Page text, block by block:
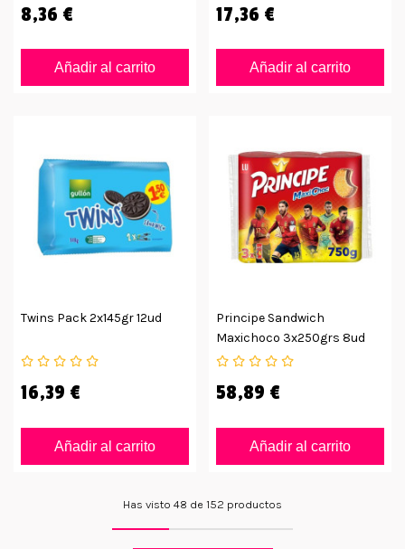
8,36 €
Añadir al carrito
17,36 €
Añadir al carrito
Twins Pack 2x145gr 12ud
16,39 €
Añadir al carrito
Principe Sandwich
Maxichoco 3x250grs 8ud
58,89 €
Añadir al carrito
Has visto 48 de 152 productos